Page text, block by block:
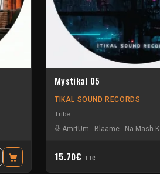
- Undefined
Mystikal 05
TIKAL SOUND RECORDS
Tribe
AmrtÜm - Blaame - Na Mash K
15.70€ TTC